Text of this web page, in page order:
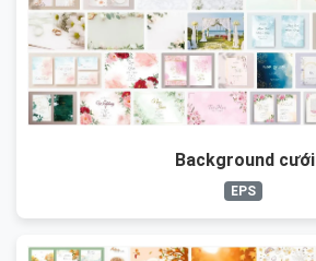
Background cưới
EPS